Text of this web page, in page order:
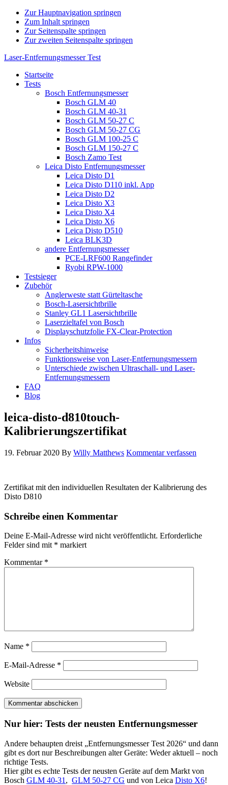
Zur Hauptnavigation springen
Zum Inhalt springen
Zur Seitenspalte springen
Zur zweiten Seitenspalte springen
Laser-Entfernungsmesser Test
Startseite
Tests
Bosch Entfernungsmesser
Bosch GLM 40
Bosch GLM 40-31
Bosch GLM 50-27 C
Bosch GLM 50-27 CG
Bosch GLM 100-25 C
Bosch GLM 150-27 C
Bosch Zamo Test
Leica Disto Entfernungsmesser
Leica Disto D1
Leica Disto D110 inkl. App
Leica Disto D2
Leica Disto X3
Leica Disto X4
Leica Disto X6
Leica Disto D510
Leica BLK3D
andere Entfernungsmesser
PCE-LRF600 Rangefinder
Ryobi RPW-1000
Testsieger
Zubehör
Anglerweste statt Gürteltasche
Bosch-Lasersichtbrille
Stanley GL1 Lasersichtbrille
Laserzieltafel von Bosch
Displayschutzfolie FX-Clear-Protection
Infos
Sicherheitshinweise
Funktionsweise von Laser-Entfernungsmessern
Unterschiede zwischen Ultraschall- und Laser-
Entfernungsmessern
FAQ
Blog
leica-disto-d810touch-
Kalibrierungszertifikat
19. Februar 2020 By Willy Matthews Kommentar verfassen
Zertifikat mit den individuellen Resultaten der Kalibrierung des
Disto D810
Leser-
Schreibe einen Kommentar
Deine E-Mail-Adresse wird nicht veröffentlicht. Erforderliche
Felder sind mit * markiert
Kommentar *
Name *
E-Mail-Adresse *
Website
Seitenspalte
Nur hier: Tests der neusten Entfernungsmesser
Andere behaupten dreist „Entfernungsmesser Test 2026“ und dann
gibt es dort nur Beschreibungen alter Geräte: Weder aktuell – noch
richtige Tests.
Hier gibt es echte Tests der neusten Geräte auf dem Markt von
Bosch GLM 40-31 , GLM 50-27 CG und von Leica Disto X6!